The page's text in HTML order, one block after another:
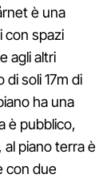
è una
con spazi
agli altri
soli 17m di
ha una
è pubblico,
piano terra è
con due